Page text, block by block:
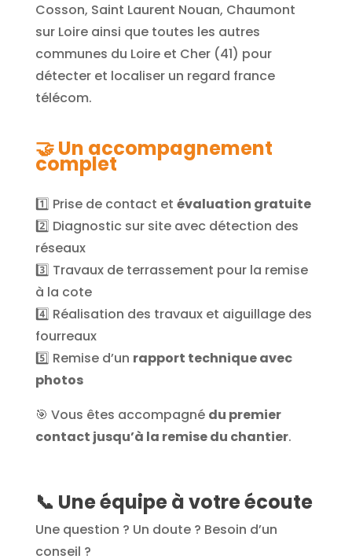
Cosson, Saint Laurent Nouan, Chaumont
sur Loire ainsi que toutes les autres
communes du Loire et Cher (41) pour
détecter et localiser un regard france
télécom.
🤝Un accompagnement
complet
1️⃣ Prise de contact et évaluation gratuite
2️⃣ Diagnostic sur site avec détection des
réseaux
3️⃣ Travaux de terrassement pour la remise
à la cote
4️⃣ Réalisation des travaux et aiguillage des
fourreaux
5️⃣ Remise d’un rapport technique avec
photos
🎯 Vous êtes accompagné du premier
contact jusqu’à la remise du chantier.
📞 Une équipe à votre écoute
Une question ? Un doute ? Besoin d’un
conseil ?